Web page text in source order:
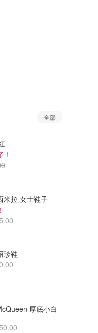
& Barrett
全部
！
米拉 女士鞋子
珍鞋
厚底小白